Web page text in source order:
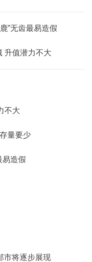
”无齿最易造假
升值潜力不大
不大
量要少
造假
市将逐步展现